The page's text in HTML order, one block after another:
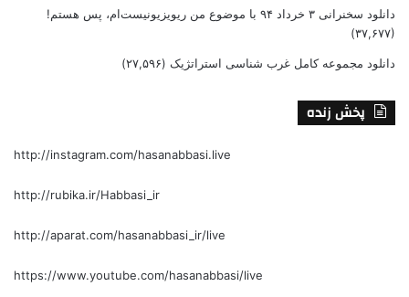
دانلود سخنرانی ۳ خرداد ۹۴ با موضوع من ریویزیونیست‌ام، پس هستم!
(۳۷,۶۷۷)
دانلود مجموعه کامل غرب شناسی استراتژیک (۲۷,۵۹۶)
پخش زنده
http://instagram.com/hasanabbasi.live
http://rubika.ir/Habbasi_ir
http://aparat.com/hasanabbasi_ir/live
https://www.youtube.com/hasanabbasi/live